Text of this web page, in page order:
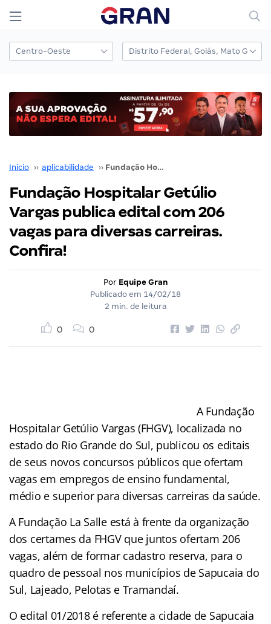
Início ›› aplicabilidade ›› Fundação Hospitalar Getúlio Vargas publica edital com 206 vagas para diversas carreiras. Confira!
Fundação Hospitalar Getúlio
Vargas publica edital com 206
vagas para diversas carreiras.
Confira!
Por Equipe Gran
Publicado em 14/02/18
2 min. de leitura
0 0
A Fundação
Hospitalar Getúlio Vargas (FHGV), localizada no
estado do Rio Grande do Sul, publicou os editais
de seus novos concursos públicos que ofertam
vagas em empregos de ensino fundamental,
médio e superior para diversas carreiras da saúde.
A Fundação La Salle está à frente da organização
dos certames da FHGV que juntos ofertam 206
vagas, além de formar cadastro reserva, para o
quadro de pessoal nos municípios de Sapucaia do
Sul, Lajeado, Pelotas e Tramandaí.
O edital 01/2018 é referente a cidade de Sapucaia